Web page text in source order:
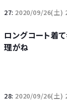
27: 2020/09/26(土)
ロングコート着
理がね
28: 2020/09/26(土)